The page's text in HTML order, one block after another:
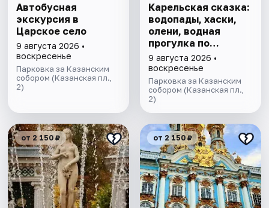
Автобусная
экскурсия в
Царское село
9 августа 2026 •
воскресенье
Парковка за Казанским
собором (Казанская пл.,
2)
Карельская сказка:
водопады, хаски,
олени, водная
прогулка по
Ладожским шхерам
на катере,
знакомство с
лютеранской
кирхой.
9 августа 2026 •
воскресенье
Парковка за Казанским
собором (Казанская пл.,
2)
от 2 150 ₽ от 2 150 ₽